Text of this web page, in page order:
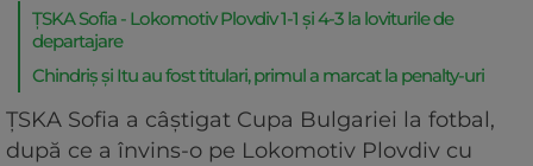
ȚSKA Sofia - Lokomotiv Plovdiv 1-1 și 4-3 la loviturile de
departajare
Chindriș și Itu au fost titulari, primul a marcat la penalty-uri
ŢSKA Sofia a câştigat Cupa Bulgariei la fotbal,
după ce a învins-o pe Lokomotiv Plovdiv cu